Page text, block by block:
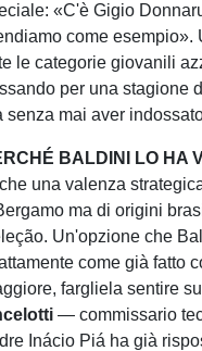
«C'è Gigio
come esempio».
le categorie giovanili
per una stagione
senza mai aver
BALDINI LO HA
una valenza
ma di origini
Un'opzione che
come già fatto
fargliela sentire
— commissario
Inácio Piá ha già